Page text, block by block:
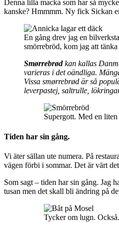
Denna lilla macka som har så
kanske? Hmmmm. Ny fick Sickan
En gång drev jag en
smörrebröd, kom jag att tänka
Smørrebrødkan kallas
varieras i det oändliga.
Vissa smørrebrød är så
leverpastej, saltrulle,
Supergott. Med en
Tiden har sin gång.
Vi äter sällan ute numera. På
vägen förbi i sommar. Det är värt
Som sagt – tiden har sin gång. Jag
tusan men det skall bli ändring på
Tycker om lugn.